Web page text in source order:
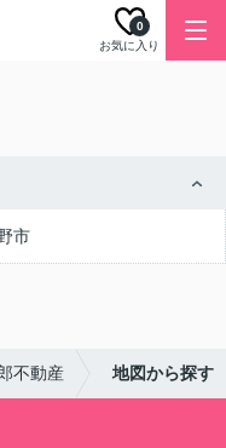
お気に入り
0
市
不動産 地図から探す